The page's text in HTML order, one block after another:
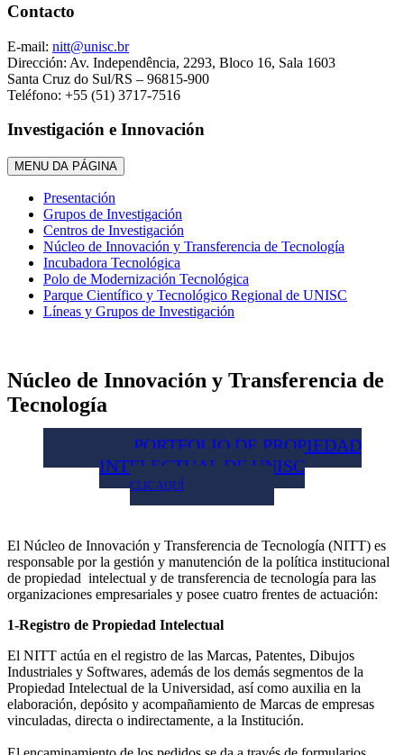
Contacto
E-mail: nitt@unisc.br
Dirección: Av. Independência, 2293, Bloco 16, Sala 1603
Santa Cruz do Sul/RS – 96815-900
Teléfono: +55 (51) 3717-7516
Investigación e Innovación
MENU DA PÁGINA
Presentación
Grupos de Investigación
Centros de Investigación
Núcleo de Innovación y Transferencia de Tecnología
Incubadora Tecnológica
Polo de Modernización Tecnológica
Parque Científico y Tecnológico Regional de UNISC
Líneas y Grupos de Investigación
Núcleo de Innovación y Transferencia de
Tecnología
PORTFOLIO DE PROPIEDAD
INTELECTUAL DE UNISC
CLIC AQUÍ
El Núcleo de Innovación y Transferencia de Tecnología (NITT) es
responsable por la gestión y manutención de la política institucional
de propiedad intelectual y de transferencia de tecnología para las
organizaciones empresariales y posee cuatro frentes de actuación:
1-Registro de Propiedad Intelectual
El NITT actúa en el registro de las Marcas, Patentes, Dibujos
Industriales y Softwares, además de los demás segmentos de la
Propiedad Intelectual de la Universidad, así como auxilia en la
elaboración, depósito y acompañamiento de Marcas de empresas
vinculadas, directa o indirectamente, a la Institución.